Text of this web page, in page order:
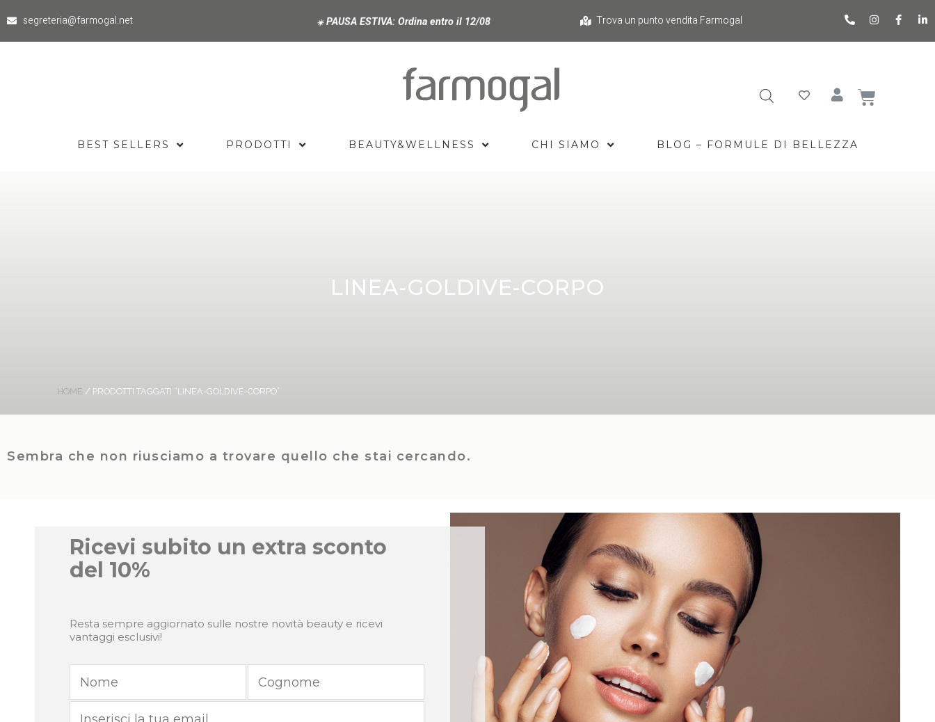
segreteria@farmogal.net ☀️PAUSA ESTIVA: Ordina entro il 12/08 Trova un punto vendita Farmogal
BEST SELLERS PRODOTTI BEAUTY&WELLNESS CHI SIAMO BLOG – FORMULE DI BELLEZZA
LINEA-GOLDIVE-CORPO
HOME / PRODOTTI TAGGATI “LINEA-GOLDIVE-CORPO”
Sembra che non riusciamo a trovare quello che stai cercando.
Ricevi subito un extra sconto
del 10%
Resta sempre aggiornato sulle nostre novità beauty e ricevi
vantaggi esclusivi!